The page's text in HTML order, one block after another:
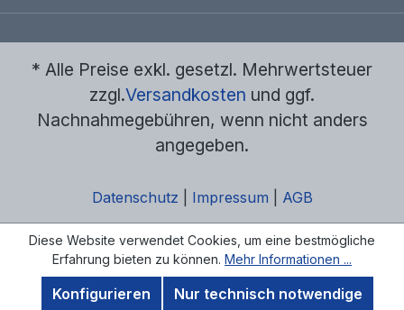
* Alle Preise exkl. gesetzl. Mehrwertsteuer
zzgl.Versandkosten und ggf.
Nachnahmegebühren, wenn nicht anders
angegeben.
Datenschutz Impressum AGB
Diese Website verwendet Cookies, um eine bestmögliche
Erfahrung bieten zu können. Mehr Informationen ...
Nur technisch notwendige
Konfigurieren